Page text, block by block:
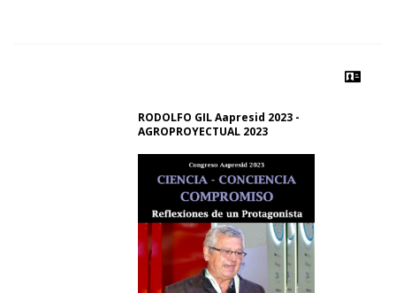
RODOLFO GIL Aapresid 2023 -
AGROPROYECTUAL 2023